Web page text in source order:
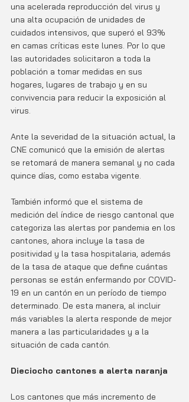
una acelerada reproducción del virus y
una alta ocupación de unidades de
cuidados intensivos, que superó el 93%
en camas críticas este lunes. Por lo que
las autoridades solicitaron a toda la
población a tomar medidas en sus
hogares, lugares de trabajo y en su
convivencia para reducir la exposición al
virus.
Ante la severidad de la situación actual, la
CNE comunicó que la emisión de alertas
se retomará de manera semanal y no cada
quince días, como estaba vigente.
También informó que el sistema de
medición del índice de riesgo cantonal que
categoriza las alertas por pandemia en los
cantones, ahora incluye la tasa de
positividad y la tasa hospitalaria, además
de la tasa de ataque que define cuántas
personas se están enfermando por COVID-
19 en un cantón en un período de tiempo
determinado. De esta manera, al incluir
más variables la alerta responde de mejor
manera a las particularidades y a la
situación de cada cantón.
Dieciocho cantones a alerta naranja
Los cantones que más incremento de